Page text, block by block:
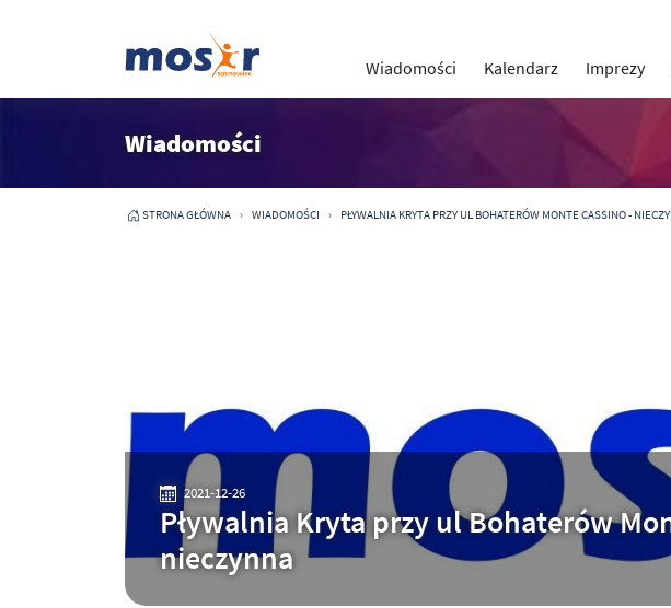
Wiadomości Kalendarz Imprezy
Wiadomości
STRONA GŁÓWNA WIADOMOŚCI PŁYWALNIA KRYTA PRZY UL BOHATERÓW MONTE CASSINO -
2021-12-26
Pływalnia Kryta przy ul Bohaterów
nieczynna